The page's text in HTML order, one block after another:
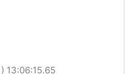
13:06:15.65